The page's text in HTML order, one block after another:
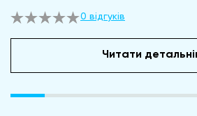
0 відгуків
Читати